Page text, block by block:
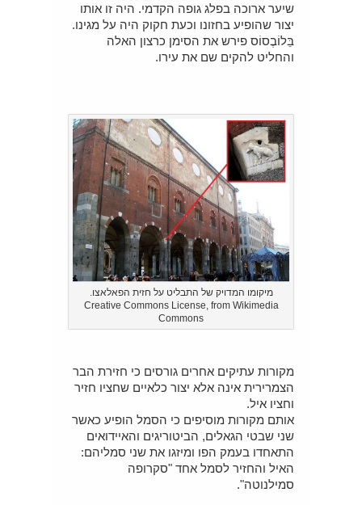
שיער ארוכה בפלג גופה הקדמי. היה זו אותו
יצור שהופיע בחזונו וכעת חקוק היה על מגינו.
בֵּלוֹבֶסוֹס פירש את הסימן כרצון האלה
והחליט להקים שם את עירו.
מיקומו המדויק של התבליט על חזית הפאלאצו.
Creative Commons License, from Wikimedia
Commons
מקורות עתיקים אחרים גורסים כי חזירת הבר
הצמרירית אינה אלא יצור כלאיים שחציו חזיר
וחציו איל.
אותם מקורות מוסיפים כי הסמל הופיע כאשר
שני שבטי הגאלים, הביטוריגים והאיידואים
התאחדו בעמק הפו ומיזגו את שני סמליהם:
האיל והחזיר לסמל אחד "סקרופה
סמילנוטה".